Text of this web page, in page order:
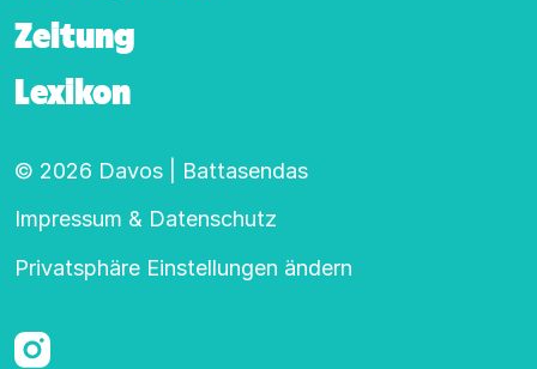
Zeitung
Lexikon
© 2026 Davos | Battasendas
Footer-Hauptnavigation
Impressum & Datenschutz
Privatsphäre Einstellungen ändern
Instagram